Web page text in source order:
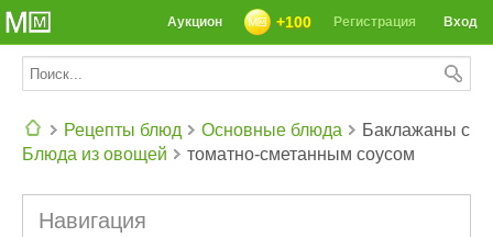
Вход
Регистрация
+100
Аукцион
Рецепты блюд
Основные блюда
Блюда из овощей
Баклажаны с
томатно-сметанным соусом
Навигация